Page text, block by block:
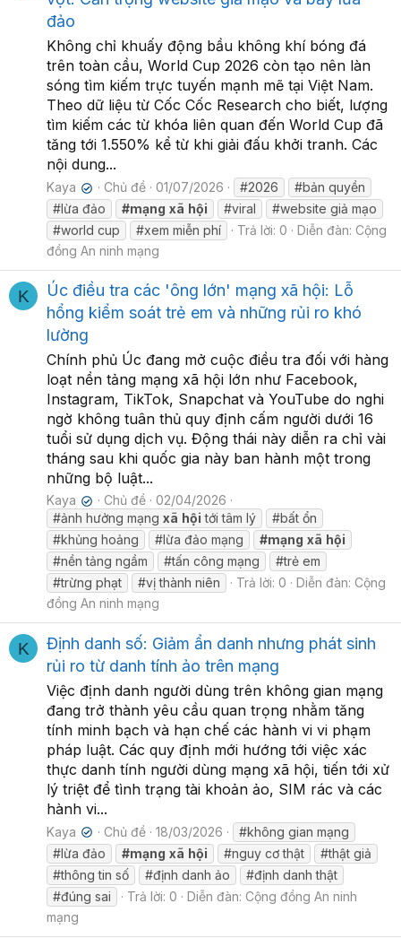
đảo
Không chỉ khuấy động bầu không khí bóng đá
trên toàn cầu, World Cup 2026 còn tạo nên làn
sóng tìm kiếm trực tuyến mạnh mẽ tại Việt Nam.
Theo dữ liệu từ Cốc Cốc Research cho biết, lượng
tìm kiếm các từ khóa liên quan đến World Cup đã
tăng tới 1.550% kể từ khi giải đấu khởi tranh. Các
nội dung...
Kaya ✔ Chủ đề 01/07/2026 #2026
#bản quyền
#lừa đảo
#mạng xã hội #viral
#website giả mạo
#world cup
#xem miễn phí Trả lời: 0 Diễn đàn: Cộng
đồng An ninh mạng
K
Úc điều tra các 'ông lớn' mạng xã hội: Lỗ
hổng kiểm soát trẻ em và những rủi ro khó
lường
Chính phủ Úc đang mở cuộc điều tra đối với hàng
loạt nền tảng mạng xã hội lớn như Facebook,
Instagram, TikTok, Snapchat và YouTube do nghi
ngờ không tuân thủ quy định cấm người dưới 16
tuổi sử dụng dịch vụ. Động thái này diễn ra chỉ vài
tháng sau khi quốc gia này ban hành một trong
những bộ luật...
Kaya ✔ Chủ đề
02/04/2026
#ảnh hưởng mạng xã hội tới tâm lý
#bất ổn
#khủng hoảng
#lừa đảo mạng #mạng xã hội
#nền tảng ngầm
#tấn công mạng
#trẻ em
#trừng phạt
#vị thành niên Trả lời: 0 Diễn đàn: Cộng
đồng An ninh mạng
K
Định danh số: Giảm ẩn danh nhưng phát sinh
rủi ro từ danh tính ảo trên mạng
Việc định danh người dùng trên không gian mạng
đang trở thành yêu cầu quan trọng nhằm tăng
tính minh bạch và hạn chế các hành vi vi phạm
pháp luật. Các quy định mới hướng tới việc xác
thực danh tính người dùng mạng xã hội, tiến tới xử
lý triệt để tình trạng tài khoản ảo, SIM rác và các
hành vi...
Kaya ✔ Chủ đề 18/03/2026
#không gian mạng
#lừa đảo
#mạng xã hội #nguy cơ thật
#thật giả
#thông tin số
#định danh ảo
#định danh thật
#đúng sai
Trả lời: 0 Diễn đàn: Cộng đồng An ninh
mạng